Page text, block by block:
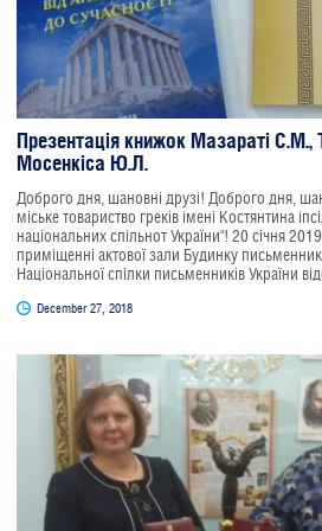
Презентація книжок Мазараті С.М.,
Мосенкіса Ю.Л.
Доброго дня, шановні друзі! Доброго дня, шановні члени ГС "Київське
міське товариство греків імені Костянтина іпсіланті"
національних спільнот України"! 20 січня 2019 року о 10 годині ранку в
приміщенні актової зали Будинку
Національної спілки письменників України
Мазараті Світлани Миколайовни, Томазова
December 27, 2018